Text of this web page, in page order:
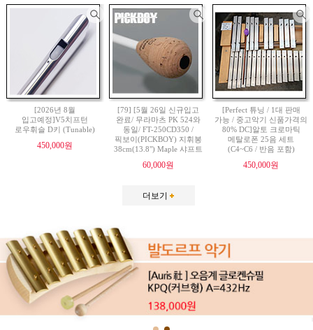
[2026년 8월
입고예정]V5치프턴
로우휘슬 D키 (Tunable)
450,000원
[79] [5월 26일 신규입고
완료/ 무라마츠 PK 524와
동일/ FT-250CD350 /
픽보이(PICKBOY) 지휘봉
38cm(13.8") Maple 샤프트
60,000원
[Perfect 튜닝 / 1대 판매
가능 / 중고악기 신품가격의
80% DC]알토 크로마틱
메탈로폰 25음 세트
(C4~C6 / 반음 포함)
450,000원
더보기